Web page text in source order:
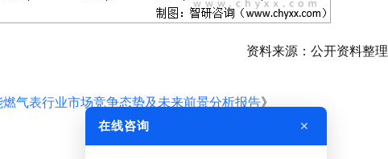
资料来源：公开资料整理
气表行业市场竞争态势及未来前景分析报告》
在线咨询 ×